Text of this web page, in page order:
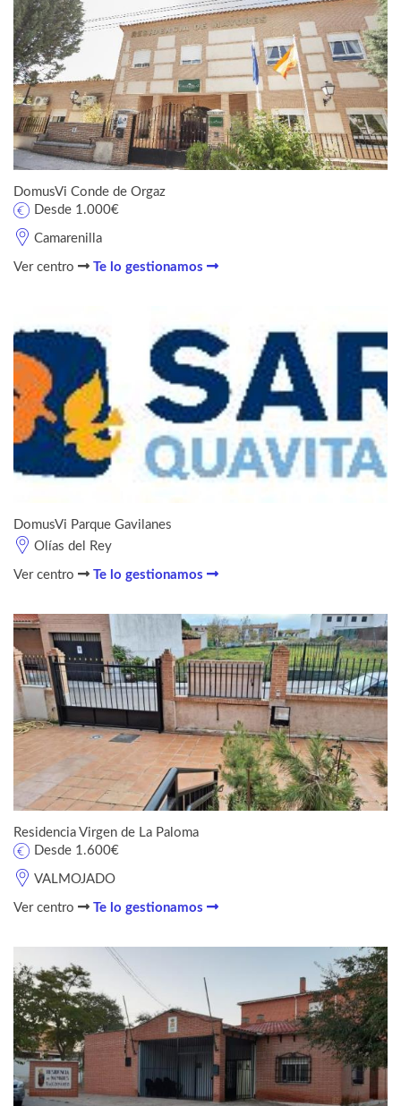
DomusVi Conde de Orgaz
Camarenilla
Desde 1.000€
Ver centro Te lo gestionamos
DomusVi Parque Gavilanes
Olías del Rey
Ver centro Te lo gestionamos
Residencia Virgen de La Paloma
VALMOJADO
Desde 1.600€
Ver centro Te lo gestionamos